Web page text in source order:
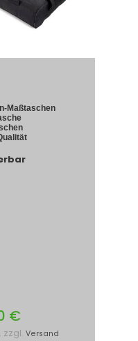
Maßtaschen
€
zzgl. Versand